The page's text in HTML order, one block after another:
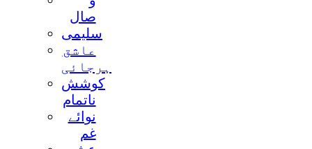
صال
سليمی
عاشق
ہرجائی
کوشش
ناتمام
نوائے
غم